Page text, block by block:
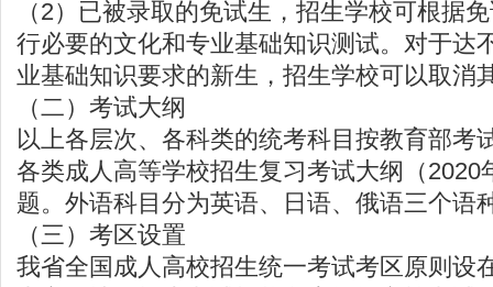
（2）已被录取的免试生，招生学校可根据
行必要的文化和专业基础知识测试。对于达
业基础知识要求的新生，招生学校可以取消
（二）考试大纲
以上各层次、各科类的统考科目按教育部考
各类成人高等学校招生复习考试大纲（2020
题。外语科目分为英语、日语、俄语三个语
（三）考区设置
我省全国成人高校招生统一考试考区原则设